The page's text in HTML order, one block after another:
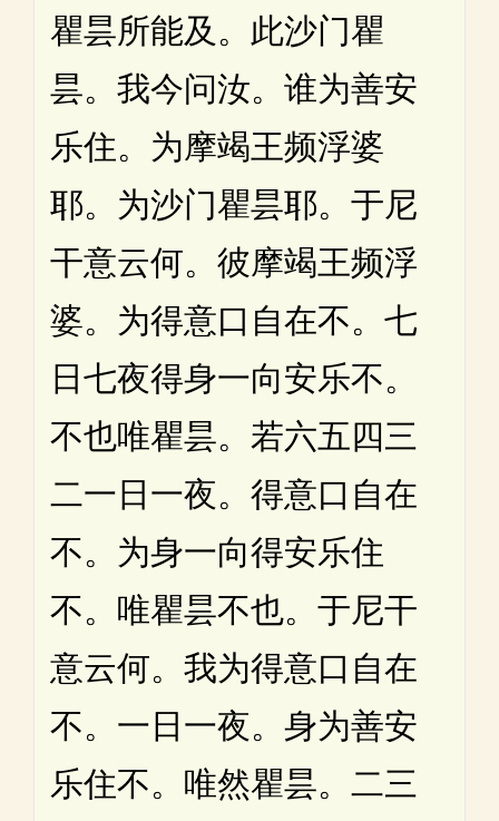
瞿昙所能及。此沙门瞿
昙。我今问汝。谁为善安
乐住。为摩竭王频浮婆
耶。为沙门瞿昙耶。于尼
干意云何。彼摩竭王频浮
婆。为得意口自在不。七
日七夜得身一向安乐不。
不也唯瞿昙。若六五四三
二一日一夜。得意口自在
不。为身一向得安乐住
不。唯瞿昙不也。于尼干
意云何。我为得意口自在
不。一日一夜。身为善安
乐住不。唯然瞿昙。二三